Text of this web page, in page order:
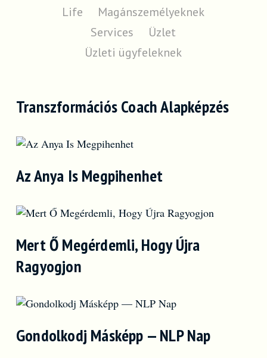
Life
Magánszemélyeknek
Services
Üzlet
Üzleti ügyfeleknek
Transzformációs Coach Alapképzés
Az Anya Is Megpihenhet
Mert Ő Megérdemli, Hogy Újra
Ragyogjon
Gondolkodj Másképp — NLP Nap